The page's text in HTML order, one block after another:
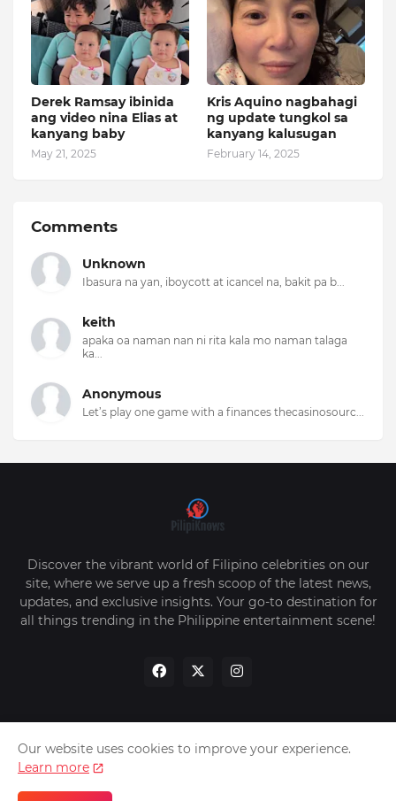
Derek Ramsay ibinida
ang video nina Elias at
kanyang baby
May 21, 2025
Kris Aquino nagbahagi
ng update tungkol sa
kanyang kalusugan
February 14, 2025
Comments
Unknown
Ibasura na yan, iboycott at icancel na, bakit pa b...
keith
apaka oa naman nan ni rita kala mo naman talaga
ka...
Anonymous
Let’s play one game with a finances thecasinosourc...
Discover the vibrant world of Filipino celebrities on our
site, where we serve up a fresh scoop of the latest news,
updates, and exclusive insights. Your go-to destination for
all things trending in the Philippine entertainment scene!
Home About Us Privacy Policy
Contact Us
Our website uses cookies to improve your experience.
Learn more